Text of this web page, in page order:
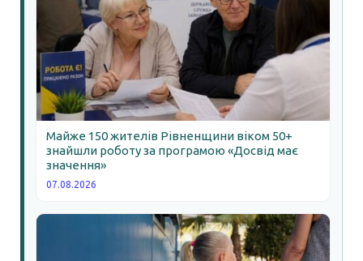
Майже 150 жителів Рівненщини віком 50+
знайшли роботу за програмою «Досвід має
значення»
07.08.2026